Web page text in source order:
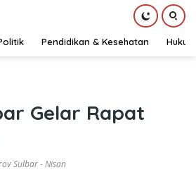
Pendidikan & Kesehatan Hukum
Gelar Rapat
Sulbar-Nisan